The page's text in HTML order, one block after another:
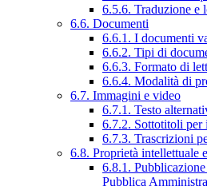
6.5.6. Traduzione e
6.6. Documenti
6.6.1. I documenti
6.6.2. Tipi di
6.6.3. Formato di
6.6.4. Modalità di
6.7. Immagini e video
6.7.1. Testo
6.7.2. Sottotitoli per
6.7.3. Trascrizioni
6.8. Proprietà intellettuale
6.8.1.
Pubblica